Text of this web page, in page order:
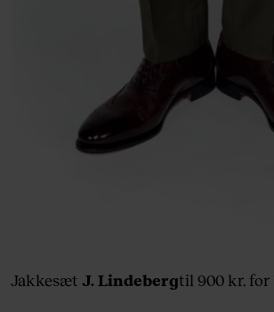
Jakkesæt J. Lindebergtil 900 kr. for